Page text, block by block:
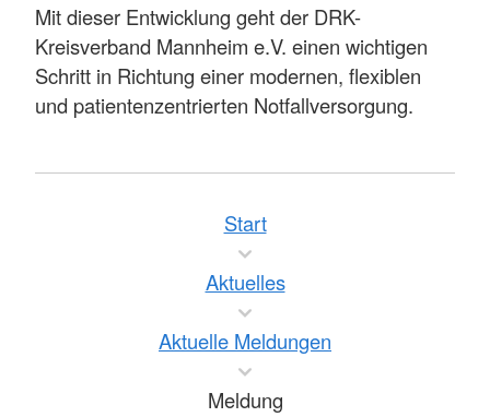
Mit dieser Entwicklung geht der DRK-
Kreisverband Mannheim e.V. einen wichtigen
Schritt in Richtung einer modernen, flexiblen
und patientenzentrierten Notfallversorgung.
Start
Aktuelles
Aktuelle Meldungen
Meldung